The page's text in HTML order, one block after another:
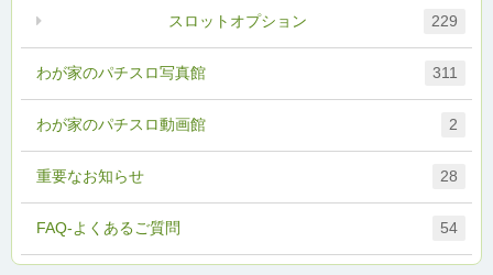
FAQ-よくあるご質問 54
わが家のパチスロ写真館 311
わが家のパチスロ動画館 2
スロットオプション 229
重要なお知らせ 28